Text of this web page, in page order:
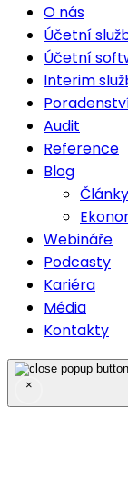
O nás
Účetní
Účetní
Interim
Audit
Reference
Blog
Webináře
Podcasty
Kariéra
Média
Kontakty
×